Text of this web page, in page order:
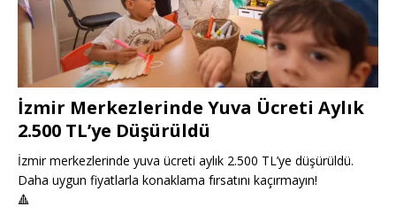
İzmir Merkezlerinde Yuva Ücreti Aylık
2.500 TL’ye Düşürüldü
İzmir merkezlerinde yuva ücreti aylık 2.500 TL’ye düşürüldü.
Daha uygun fiyatlarla konaklama fırsatını kaçırmayın!
🔺